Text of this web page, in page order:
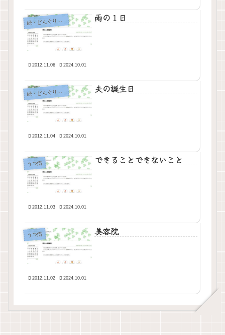
続 ・どんぐりの背比べ 雨の１日
2012.11.06 2024.10.01
続 ・どんぐりの背比べ 夫の誕生日
2012.11.04 2024.10.01
うつ病 できることできないこと
2012.11.03 2024.10.01
うつ病 美容院
2012.11.02 2024.10.01